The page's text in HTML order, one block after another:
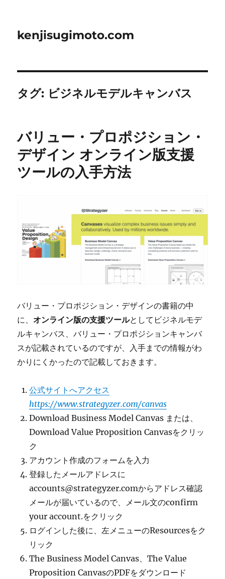
kenjisugimoto.com
タグ: ビジネルモデルキャンバス
バリュー・プロポジション・
デザイン オンライン版支援
ツールの入手方法
バリュー・プロポジション・デザインの書籍の中
に、 オンライン版の支援ツールとしてビジネルモデ
ルキャンバス、バリュー・プロポジションキャンバ
スが記載されているのですが、入手までの情報がわ
かりにくかったので記載しておきます。
公式サイトへアクセス
https://www.strategyzer.com/canvas
Download Business Model Canvas または、
Download Value Proposition Canvasをクリッ
ク
アカウント作成のフォームを入力
登録したメールアドレスに
accounts@strategyzer.comからアドレス確認
メールが届いているので、メール文のconfirm
your account.をクリック
ログインした後に、左メニューのResourcesをク
リック
The Business Model Canvas、The Value
Proposition CanvasのPDFをダウンロード